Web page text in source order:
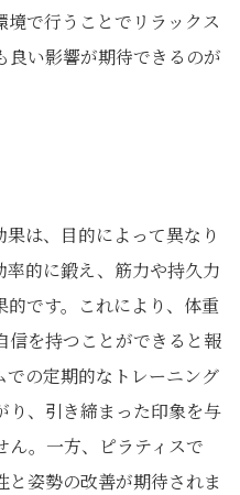
で行うことでリラックス
良い影響が期待できるのが
は、目的によって異なり
率的に鍛え、筋力や持久力
です。これにより、体重
信を持つことができると報
での定期的なトレーニング
り、引き締まった印象を与
ん。一方、ピラティスで
と姿勢の改善が期待されま